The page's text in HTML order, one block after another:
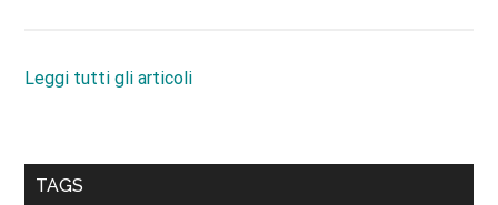
Leggi tutti gli articoli
TAGS